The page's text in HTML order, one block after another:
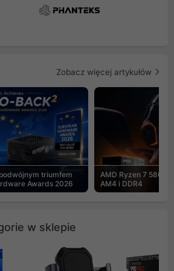
Zobacz więcej artykułów
triumfem
Awards 2026
AMD Ryzen 7
AM4 i DDR4
w sklepie